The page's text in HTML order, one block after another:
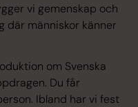
vi gemenskap och
där människor känner
om Svenska
Du får
Ibland har vi fest